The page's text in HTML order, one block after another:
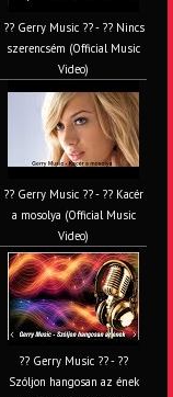
?? Gerry Music ?? - ?? Nincs
szerencsém (Official Music
Video)
?? Gerry Music ?? - ?? Kacér
a mosolya (Official Music
Video)
?? Gerry Music ?? - ??
Szóljon hangosan az ének